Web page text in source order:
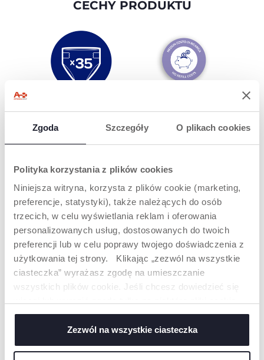
Zgoda Szczegóły O plikach cookies
Polityka korzystania z plików cookies
Niniejsza witryna, korzysta z plików cookie (marketing,
preferencje, statystyki), także należących do osób
trzecich, w celu wyświetlania reklam i oferowania
personalizowanych usług, dostosowanych do twoich
preferencji lub w celu poprawy twojego doświadczenia z
użytkowania tej strony. Klikając „zezwól na wszystkie
ciasteczka” wyrażasz zgodę na umieszczanie
wszystkich plików cookie. Jeśli chcesz dowiedzieć się
kliknij „Ustawienia”. Zamykając ten baner, wyrażasz
zgodę na używanie wyłącznie technicznych plików
cookie, które są niezbędne dla żądanej usługi.
Zezwól na wszystkie ciasteczka
CECHY PRODUKTU
Nowy teleskopowy
kosz na pieluchy
brudnych pieluch,
czyli o 10 więcej niż
poprzedni model.
KOSZTÓW
Do kosza nie potrzeba
co pozwala
Z NORMALNYMI
WORKAMI
NIEPRZYJEMNE
ZAPACHY